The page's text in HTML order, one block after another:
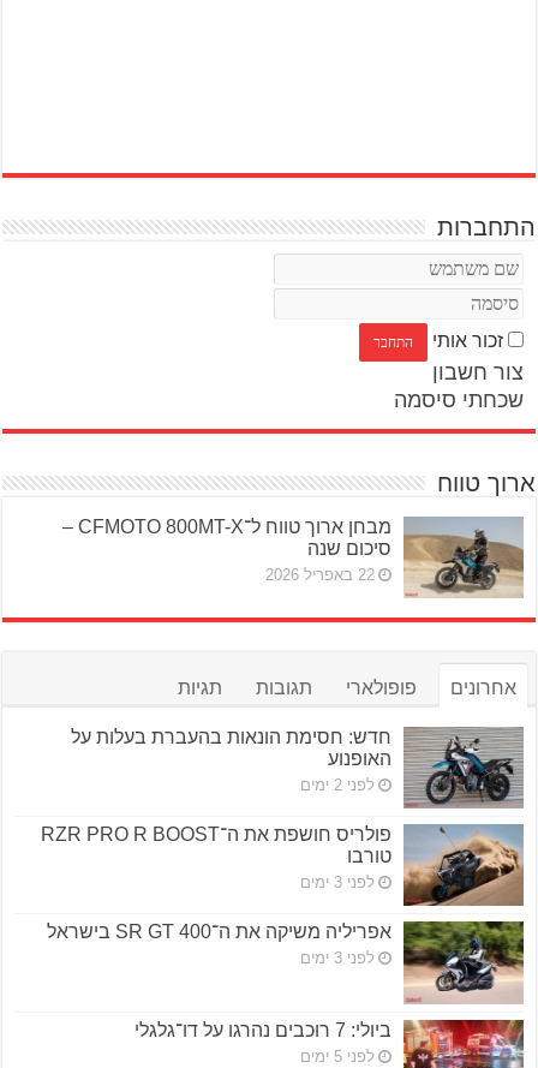
התחברות
זכור אותי
צור חשבון
שכחתי סיסמה
ארוך טווח
מבחן ארוך טווח ל־CFMOTO 800MT-X –
סיכום שנה
22 באפריל 2026
אחרונים פופולארי תגובות תגיות
חדש: חסימת הונאות בהעברת בעלות על
האופנוע
לפני 2 ימים
פולריס חושפת את ה־RZR PRO R BOOST
טורבו
לפני 3 ימים
אפריליה משיקה את ה־SR GT 400 בישראל
לפני 3 ימים
ביולי: 7 רוכבים נהרגו על דו־גלגלי
לפני 5 ימים